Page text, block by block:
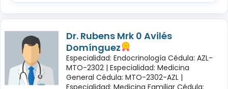
Dr. Rubens Mrk 0 Avilés
Domínguez
Especialidad: Endocrinología Cédula: AZL-
MTO-2302 | Especialidad: Medicina
General Cédula: MTO-2302-AZL |
Especialidad: Medicina Familiar Cédula: